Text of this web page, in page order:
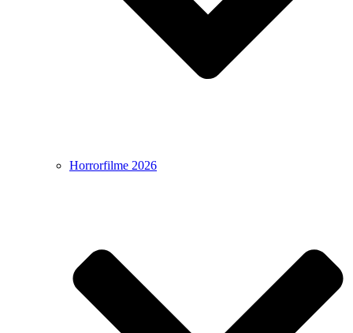
Horrorfilme 2026